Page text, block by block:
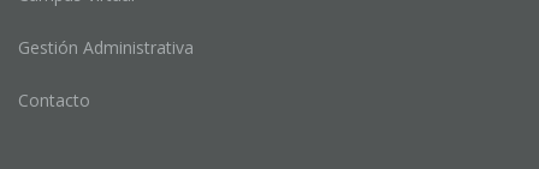
Gestión Administrativa
Contacto